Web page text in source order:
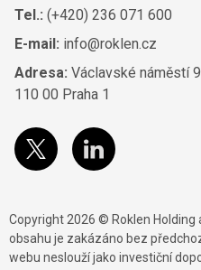
Tel.: (+420) 236 071 600
E-mail: info@roklen.cz
Adresa: Václavské náměstí 9
110 00 Praha 1
Copyright 2026 © Roklen Holding
obsahu je zakázáno bez
webu neslouží jako investiční